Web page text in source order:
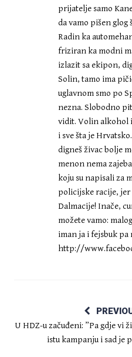
prijatelje samo
da vamo pišen glog
Radin ka
friziran ka modni
izlazit sa ekipon,
Solin, tamo ima
uglavnom smo po
nezna. Slobodno
vidit. Volin alkohol
i sve šta je
digneš živac bolje
menon nema
koju su napisali za
policijske racije,
Dalmacije! Inače,
možete vamo:
iman ja i fejsbuk pa
http://
U HDZ-u začuđeni: ”Pa gdje vi
istu kampanju i sad je